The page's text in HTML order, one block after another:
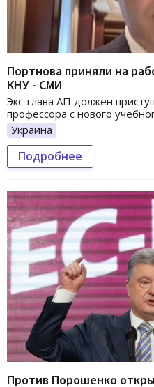
Портнова приняли на
КНУ - СМИ
Экс-глава АП должен
профессора с нового
Украина
Подробнее
Против Порошенко